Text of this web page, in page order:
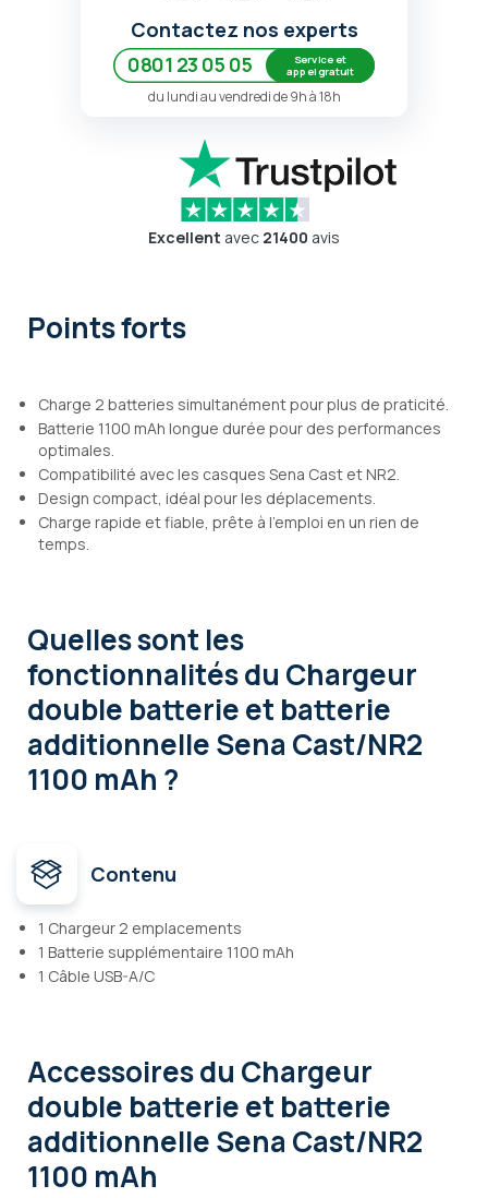
Contactez nos experts
0801 23 05 05
Service et
appel gratuit
du lundi au vendredi de 9h à 18h
Excellent avec 21400 avis
Points forts
Charge 2 batteries simultanément pour plus de praticité.
Batterie 1100 mAh longue durée pour des performances
optimales.
Compatibilité avec les casques Sena Cast et NR2.
Design compact, idéal pour les déplacements.
Charge rapide et fiable, prête à l'emploi en un rien de
temps.
Quelles sont les
fonctionnalitésdu Chargeur
double batterie et batterie
additionnelle Sena Cast/NR2
1100 mAh ?
Contenu
1 Chargeur 2 emplacements
1 Batterie supplémentaire 1100 mAh
1 Câble USB-A/C
Accessoiresdu Chargeur
double batterie et batterie
additionnelle Sena Cast/NR2
1100 mAh